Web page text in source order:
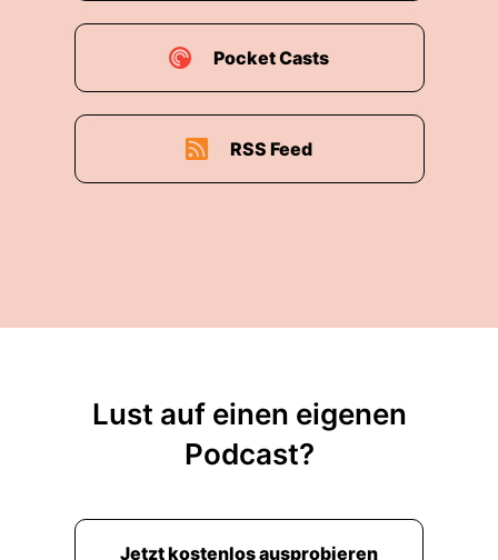
Pocket Casts
RSS Feed
Lust auf einen eigenen
Podcast?
Jetzt kostenlos ausprobieren